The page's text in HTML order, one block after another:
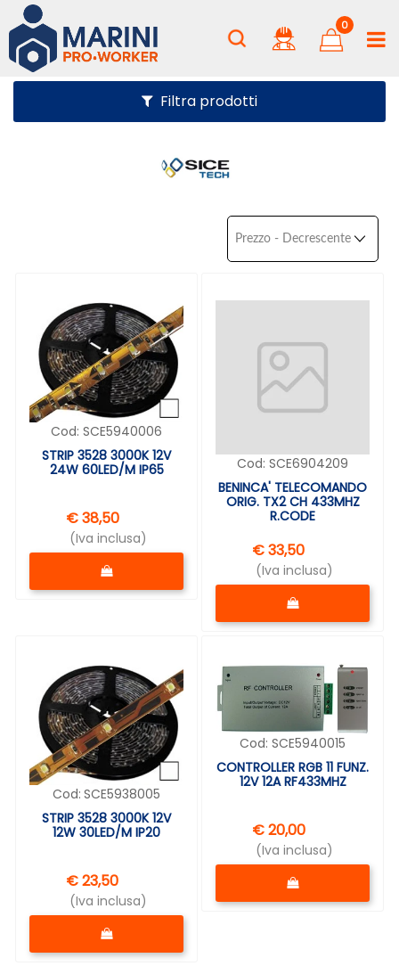
0
Filtra prodotti
Cod: SCE5940006
STRIP 3528 3000K 12V
24W 60LED/M IP65
€ 38,50
(Iva inclusa)
Quantità
Cod: SCE6904209
BENINCA' TELECOMANDO
ORIG. TX2 CH 433MHZ
R.CODE
€ 33,50
(Iva inclusa)
Quantità
Cod: SCE5938005
STRIP 3528 3000K 12V
12W 30LED/M IP20
€ 23,50
(Iva inclusa)
Quantità
Cod: SCE5940015
CONTROLLER RGB 11 FUNZ.
12V 12A RF433MHZ
€ 20,00
(Iva inclusa)
Quantità